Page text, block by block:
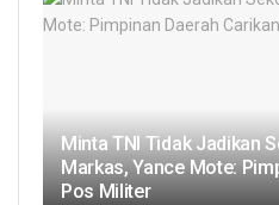
Minta TNI Tidak Jadikan
Markas, Yance Mote:
Pos Militer